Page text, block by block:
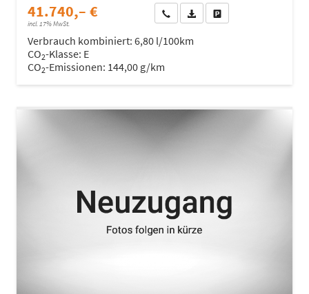
41.740,– €
incl. 17% MwSt.
Wir rufen Sie anFahrzeugexposé (PDF)
Verbrauch kombiniert: 6,80 l/100km
CO2-Klasse: E
CO2-Emissionen: 144,00 g/km